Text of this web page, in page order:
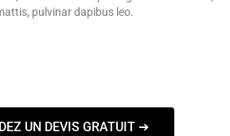
pulvinar dapibus leo.
UN DEVIS GRATUIT ➔